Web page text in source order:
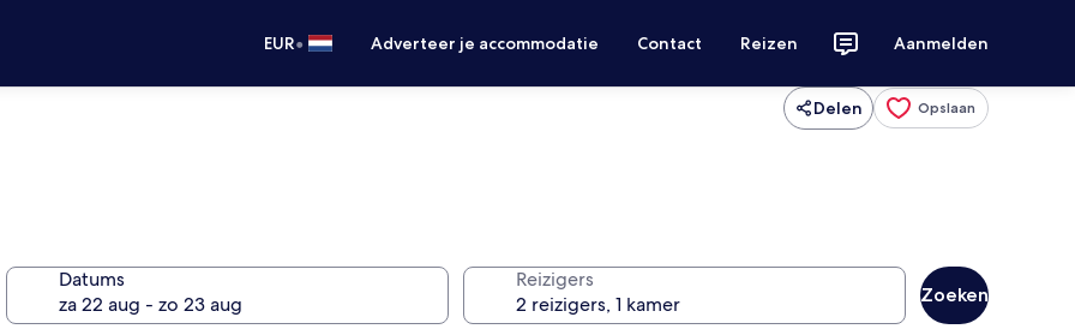
EUR• Adverteer je accommodatie Contact Reizen Aanmelden
Delen Opslaan
Datums Reizigers
Zoeken